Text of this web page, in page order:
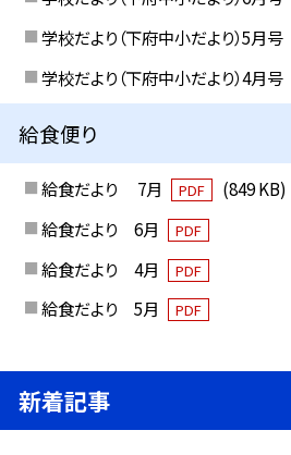
学校だより（下府中小だより）5月号
学校だより（下府中小だより）4月号
給食便り
給食だより 7月 PDF
(849 KB)
給食だより 6月
PDF
給食だより 4月 PDF
給食だより 5月 PDF
新着記事